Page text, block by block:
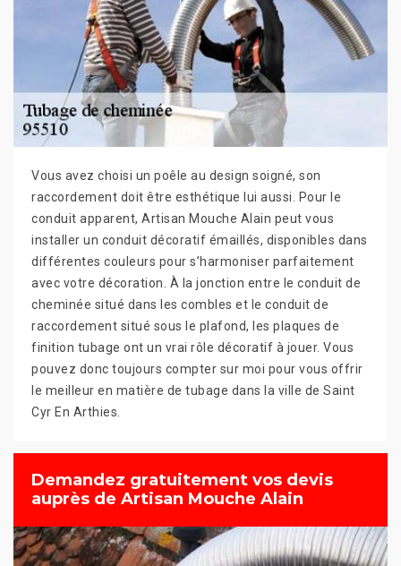
Vous avez choisi un poêle au design soigné, son
raccordement doit être esthétique lui aussi. Pour le
conduit apparent, Artisan Mouche Alain peut vous
installer un conduit décoratif émaillés, disponibles dans
différentes couleurs pour s’harmoniser parfaitement
avec votre décoration. À la jonction entre le conduit de
cheminée situé dans les combles et le conduit de
raccordement situé sous le plafond, les plaques de
finition tubage ont un vrai rôle décoratif à jouer. Vous
pouvez donc toujours compter sur moi pour vous offrir
le meilleur en matière de tubage dans la ville de Saint
Cyr En Arthies.
Demandez gratuitement vos devis
auprès de Artisan Mouche Alain